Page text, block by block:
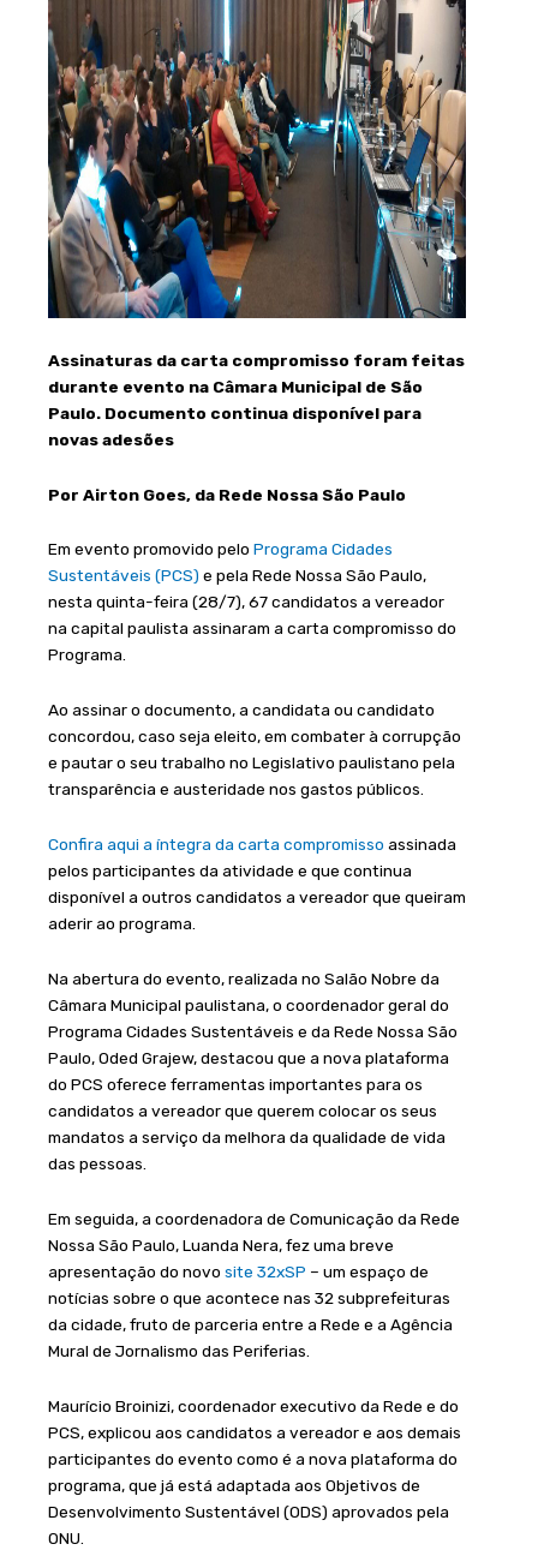
Assinaturas da carta compromisso foram feitas
durante evento na Câmara Municipal de São
Paulo. Documento continua disponível para
novas adesões
Por Airton Goes, da Rede Nossa São Paulo
Em evento promovido pelo Programa Cidades
Sustentáveis (PCS) e pela Rede Nossa São Paulo,
nesta quinta-feira (28/7), 67 candidatos a vereador
na capital paulista assinaram a carta compromisso do
Programa.
Ao assinar o documento, a candidata ou candidato
concordou, caso seja eleito, em combater à corrupção
e pautar o seu trabalho no Legislativo paulistano pela
transparência e austeridade nos gastos públicos.
Confira aqui a íntegra da carta compromisso assinada
pelos participantes da atividade e que continua
disponível a outros candidatos a vereador que queiram
aderir ao programa.
Na abertura do evento, realizada no Salão Nobre da
Câmara Municipal paulistana, o coordenador geral do
Programa Cidades Sustentáveis e da Rede Nossa São
Paulo, Oded Grajew, destacou que a nova plataforma
do PCS oferece ferramentas importantes para os
candidatos a vereador que querem colocar os seus
mandatos a serviço da melhora da qualidade de vida
das pessoas.
Em seguida, a coordenadora de Comunicação da Rede
Nossa São Paulo, Luanda Nera, fez uma breve
apresentação do novo site 32xSP – um espaço de
notícias sobre o que acontece nas 32 subprefeituras
da cidade, fruto de parceria entre a Rede e a Agência
Mural de Jornalismo das Periferias.
Maurício Broinizi, coordenador executivo da Rede e do
PCS, explicou aos candidatos a vereador e aos demais
participantes do evento como é a nova plataforma do
programa, que já está adaptada aos Objetivos de
Desenvolvimento Sustentável (ODS) aprovados pela
ONU.